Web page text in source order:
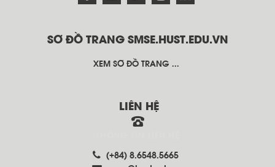
SƠ ĐỒ TRANG SMSE.HUST.EDU.VN
XEM SƠ ĐỒ TRANG ...
LIÊN HỆ
(+84) 8.6548.5665